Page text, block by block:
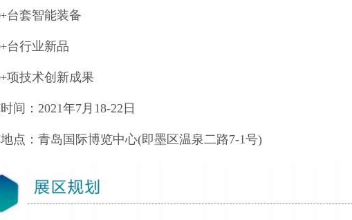
台套智能装备
台行业新品
项技术创新成果
间：2021年7月18-22日
点：青岛国际博览中心(即墨区温泉二路7-1号)